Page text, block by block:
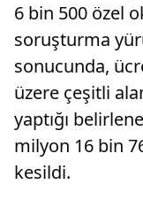
6 bin 500 özel
soruşturma
sonucunda,
üzere çeşitli
yaptığı
milyon 16 bin
kesildi.